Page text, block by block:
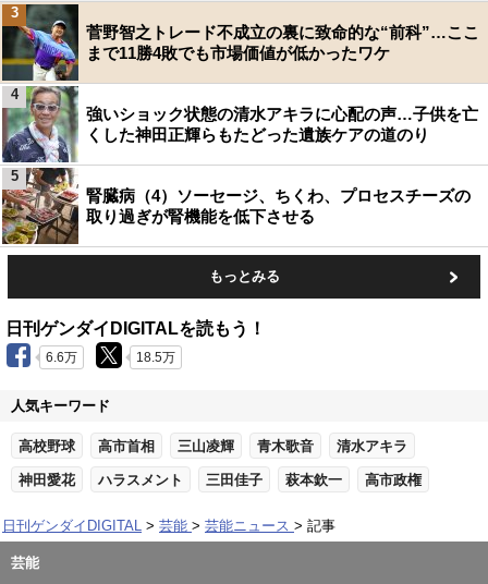
菅野智之トレード不成立の裏に致命的な“前科”…ここ
まで11勝4敗でも市場価値が低かったワケ
3
強いショック状態の清水アキラに心配の声…子供を亡
くした神田正輝らもたどった遺族ケアの道のり
4
腎臓病（4）ソーセージ、ちくわ、プロセスチーズの
取り過ぎが腎機能を低下させる
5
もっとみる
日刊ゲンダイDIGITALを読もう！
6.6万 18.5万
人気キーワード
高校野球 高市首相 三山凌輝 青木歌音 清水アキラ
神田愛花 ハラスメント 三田佳子 萩本欽一 高市政権
日刊ゲンダイDIGITAL 芸能 芸能ニュース 記事
芸能